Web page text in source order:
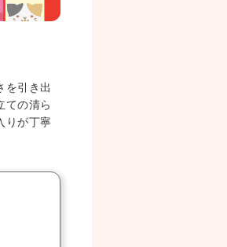
を引き出
ての清ら
りが丁寧